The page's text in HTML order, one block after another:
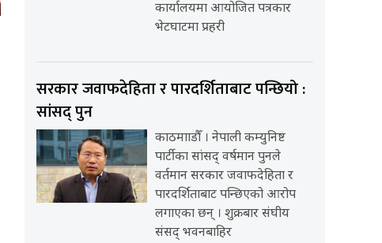
कार्यालयमा आयोजित पत्रकार
भेटघाटमा प्रहरी
सरकार जवाफदेहिता र पारदर्शिताबाट पन्छियो :
सांसद् पुन
काठमााडौँ । नेपाली कम्युनिष्ट
पार्टीका सांसद् वर्षमान पुनले
वर्तमान सरकार जवाफदेहिता र
पारदर्शिताबाट पन्छिएको आरोप
लगाएका छन् । शुक्रबार संघीय
संसद् भवनबाहिर